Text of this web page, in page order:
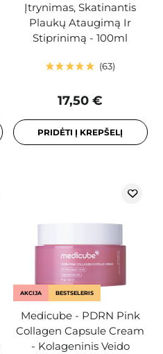
Įtrynimas, Skatinantis
Plaukų Ataugimą Ir
Stiprinimą - 100ml
63
17,50 €
PRIDĖTI Į KREPŠELĮ
AKCIJA BESTSELERIS
Medicube - PDRN Pink
Collagen Capsule Cream
- Kolageninis Veido